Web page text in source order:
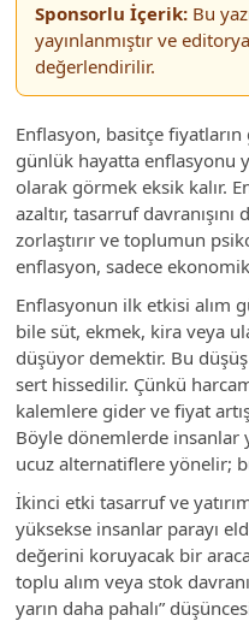
Sponsorlu İçerik: Bu
yayınlanmıştır ve
değerlendirilir.
Enflasyon, basitçe
günlük hayatta enflasyonu
olarak görmek eksik kalır.
azaltır, tasarruf davranışını
zorlaştırır ve toplumun
enflasyon, sadece
Enflasyonun ilk etkisi alım
bile süt, ekmek, kira veya
düşüyor demektir. Bu
sert hissedilir. Çünkü
kalemlere gider ve fiyat
Böyle dönemlerde insanlar
ucuz alternatiflere yönelir;
İkinci etki tasarruf ve
yüksekse insanlar parayı
değerini koruyacak bir
toplu alım veya stok
yarın daha pahalı”